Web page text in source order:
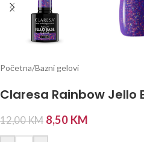
Početna/Bazni gelovi
Claresa Rainbow Jello
12,00KM 8,50 KM